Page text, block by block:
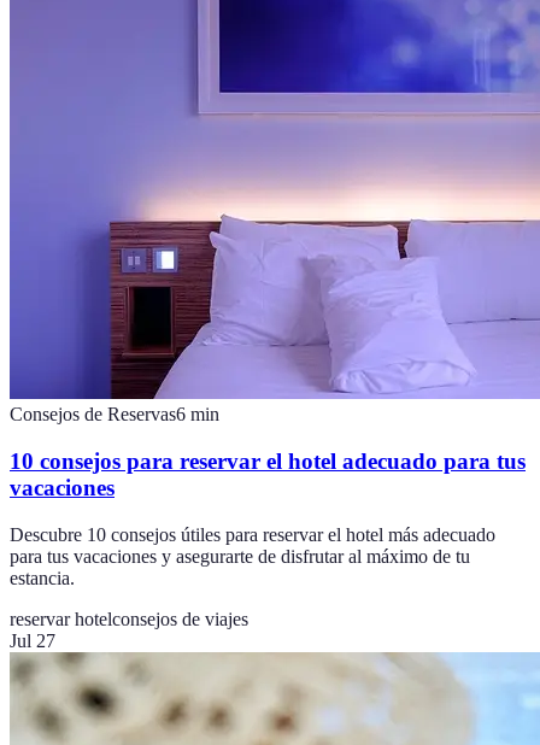
Consejos de Reservas6 min
10 consejos para reservar el hotel adecuado para tus
vacaciones
Descubre 10 consejos útiles para reservar el hotel más adecuado
para tus vacaciones y asegurarte de disfrutar al máximo de tu
estancia.
reservar hotelconsejos de viajes
Jul 27